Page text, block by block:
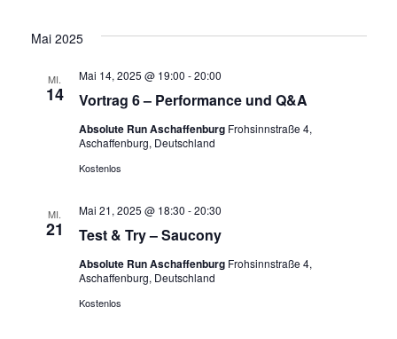
Mai 2025
MI.
14 Vortrag 6 – Performance und Q&A
Mai 14, 2025 @ 19:00 -20:00
Absolute Run Aschaffenburg Frohsinnstraße 4,
Aschaffenburg, Deutschland
Kostenlos
MI.
21 Test & Try – Saucony
Mai 21, 2025 @ 18:30 -20:30
Absolute Run Aschaffenburg Frohsinnstraße 4,
Aschaffenburg, Deutschland
Kostenlos